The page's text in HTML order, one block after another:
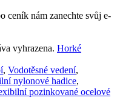
ceník nám zanechte svůj e-
vyhrazena. Horké
, Vodotěsné vedení,
nylonové hadice,
pozinkované ocelové